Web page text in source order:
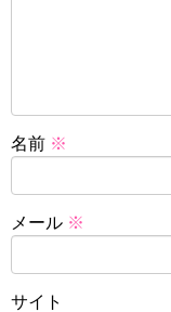
名前 ※
メール ※
サイト